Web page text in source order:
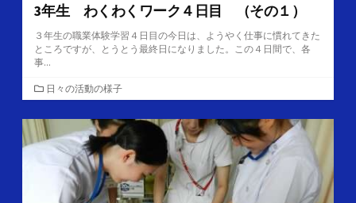
3年生 わくわくワーク４日目 （その１）
３年生の職業体験学習４日目の今日は、ようやく仕事に慣れてきた
ところですが、とうとう最終日になりました。この４日間で、各
事...
カ
テ
ゴ
リ
ー
日々の活動の様子